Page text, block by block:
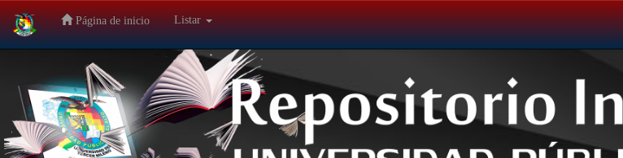
Salir
navegación
Página de inicio Listar